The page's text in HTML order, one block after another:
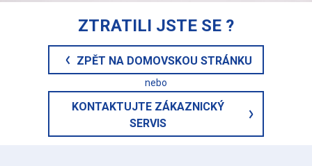
ZTRATILI JSTE SE ?
ZPĚT NA DOMOVSKOU STRÁNKU
nebo
KONTAKTUJTE ZÁKAZNICKÝ
SERVIS